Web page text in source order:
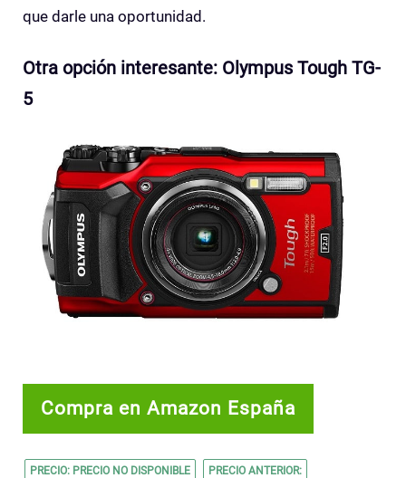
que darle una oportunidad.
Otra opción interesante: Olympus Tough TG-
5
Compra en Amazon España
PRECIO: PRECIO NO DISPONIBLE PRECIO ANTERIOR: